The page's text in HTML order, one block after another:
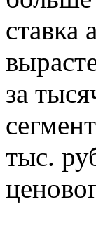
ставка
за
тыс.